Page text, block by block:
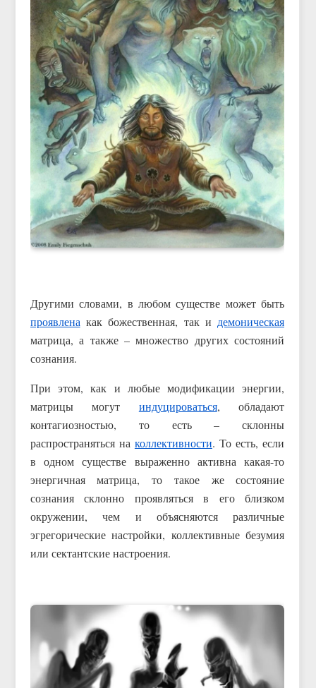
Другими словами, в любом существе может быть
проявлена как божественная, так и демоническая
матрица, а также – множество других состояний
сознания.
При этом, как и любые модификации энергии,
матрицы могут индуцироваться, обладают
контагиозностью, то есть – склонны
распространяться на коллективности. То есть, если
в одном существе выраженно активна какая-то
энергичная матрица, то такое же состояние
сознания склонно проявляться в его близком
окружении, чем и объясняются различные
эгрегорические настройки, коллективные безумия
или сектантские настроения.